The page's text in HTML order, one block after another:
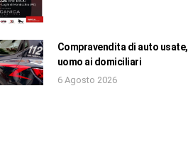
Compravendita di auto usate,
uomo ai domiciliari
6 Agosto 2026